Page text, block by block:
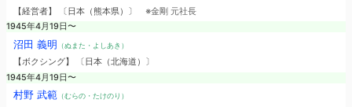
【経営者】 〔日本（熊本県）〕 ※金剛 元社長
1945年4月19日〜
沼田 義明 （ぬまた・よしあき）
【ボクシング】 〔日本（北海道）〕
1945年4月19日〜
村野 武範（むらの・たけのり）